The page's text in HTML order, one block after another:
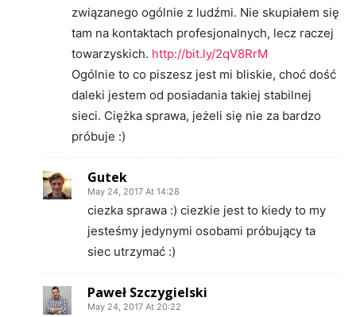
związanego ogólnie z ludźmi. Nie skupiałem się
tam na kontaktach profesjonalnych, lecz raczej
towarzyskich. http://bit.ly/2qV8RrM
Ogólnie to co piszesz jest mi bliskie, choć dość
daleki jestem od posiadania takiej stabilnej
sieci. Ciężka sprawa, jeżeli się nie za bardzo
próbuje :)
Gutek
May 24, 2017 At 14:28
ciezka sprawa :) ciezkie jest to kiedy to my
jesteśmy jedynymi osobami próbujący ta
siec utrzymać :)
Paweł Szczygielski
May 24, 2017 At 20:22